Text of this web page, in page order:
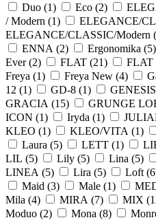
Duo (1) Eco (2)
/ Modern (1) ELEGANCE/
ELEGANCE/CLASSIC/Modern (
ENNA (2) Ergonomika (5)
Ever (2) FLAT (21) FLAT
Freya (1) Freya New (4)
12 (1) GD-8 (1)
GRACIA (15) GRUNGE
ICON (1) Iryda (1)
KLEO (1) KLEO/VITA (1)
Laura (5) LETT (1)
LIL (5) Lily (5) Lina (5)
LINEA (5) Lira (5) Loft (6
Maid (3) Male (1)
Mila (4) MIRA (7) MIX (
Moduo (2) Mona (8)